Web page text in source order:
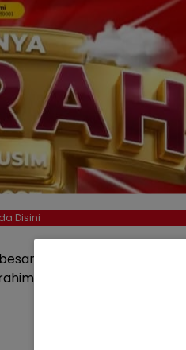
Disini
adalah Dewa, Asdar,
Jufri PKH, Abrisan, dan